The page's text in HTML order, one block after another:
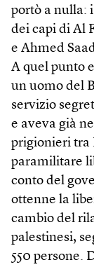
portò a nulla:
dei capi di Al
e Ahmed
A quel punto
un uomo del
servizio
e aveva già
prigionieri tra
paramilitare
conto del
ottenne la
cambio del
palestinesi,
550 persone.